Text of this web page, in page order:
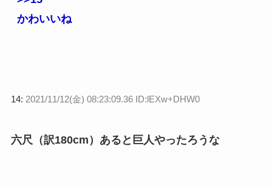
かわいいね
14: 2021/11/12(金) 08:23:09.36 ID:lEXw+DHW0
六尺（訳180cm）あると巨人やったろうな